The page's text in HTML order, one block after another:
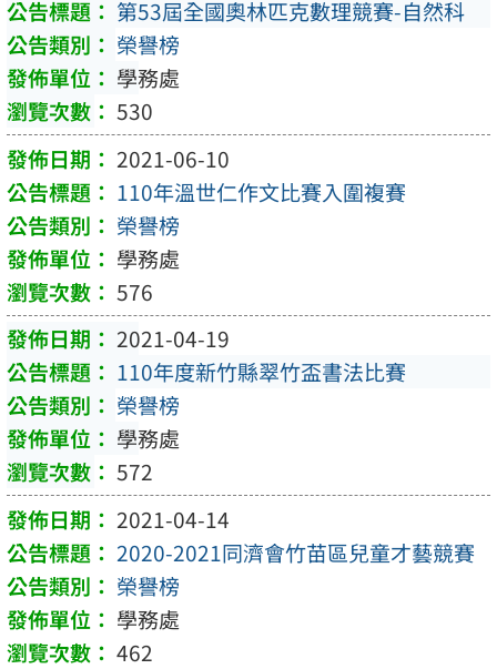
第53屆全國奧林匹克數理競賽-自然科
榮譽榜
學務處
530
2021-06-10
110年溫世仁作文比賽入圍複賽
榮譽榜
學務處
576
2021-04-19
110年度新竹縣翠竹盃書法比賽
榮譽榜
學務處
572
2021-04-14
2020-2021同濟會竹苗區兒童才藝競賽
榮譽榜
學務處
462